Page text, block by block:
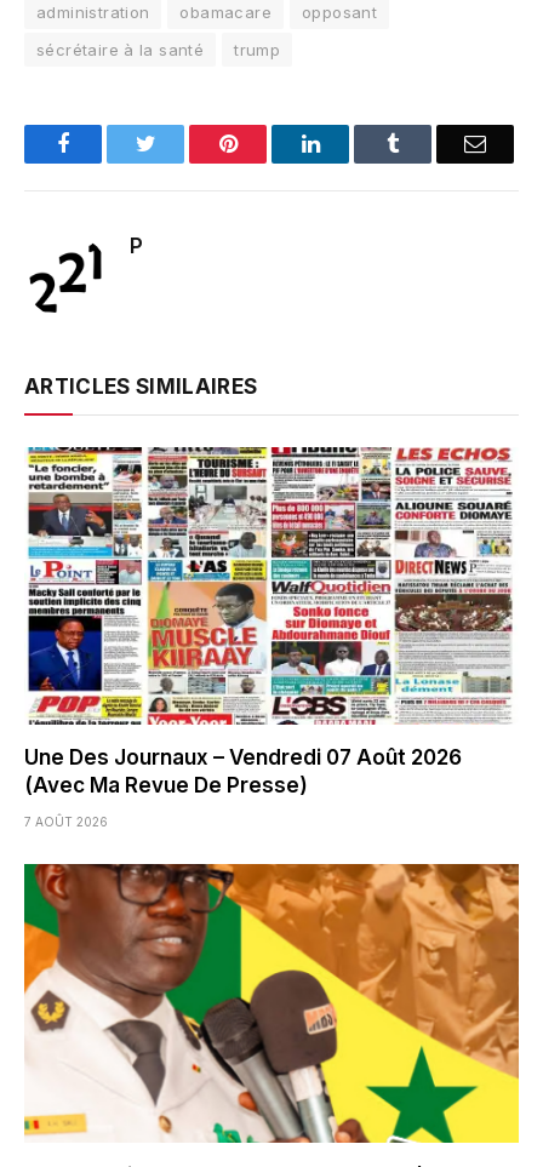
administration obamacare
opposant
sécrétaire à la santé
trump
FacebookTwitter Pinterest LinkedInTumblr Email
P
ARTICLES SIMILAIRES
Une Des Journaux – Vendredi 07 Août 2026
(Avec Ma Revue De Presse)
7 AOÛT 2026